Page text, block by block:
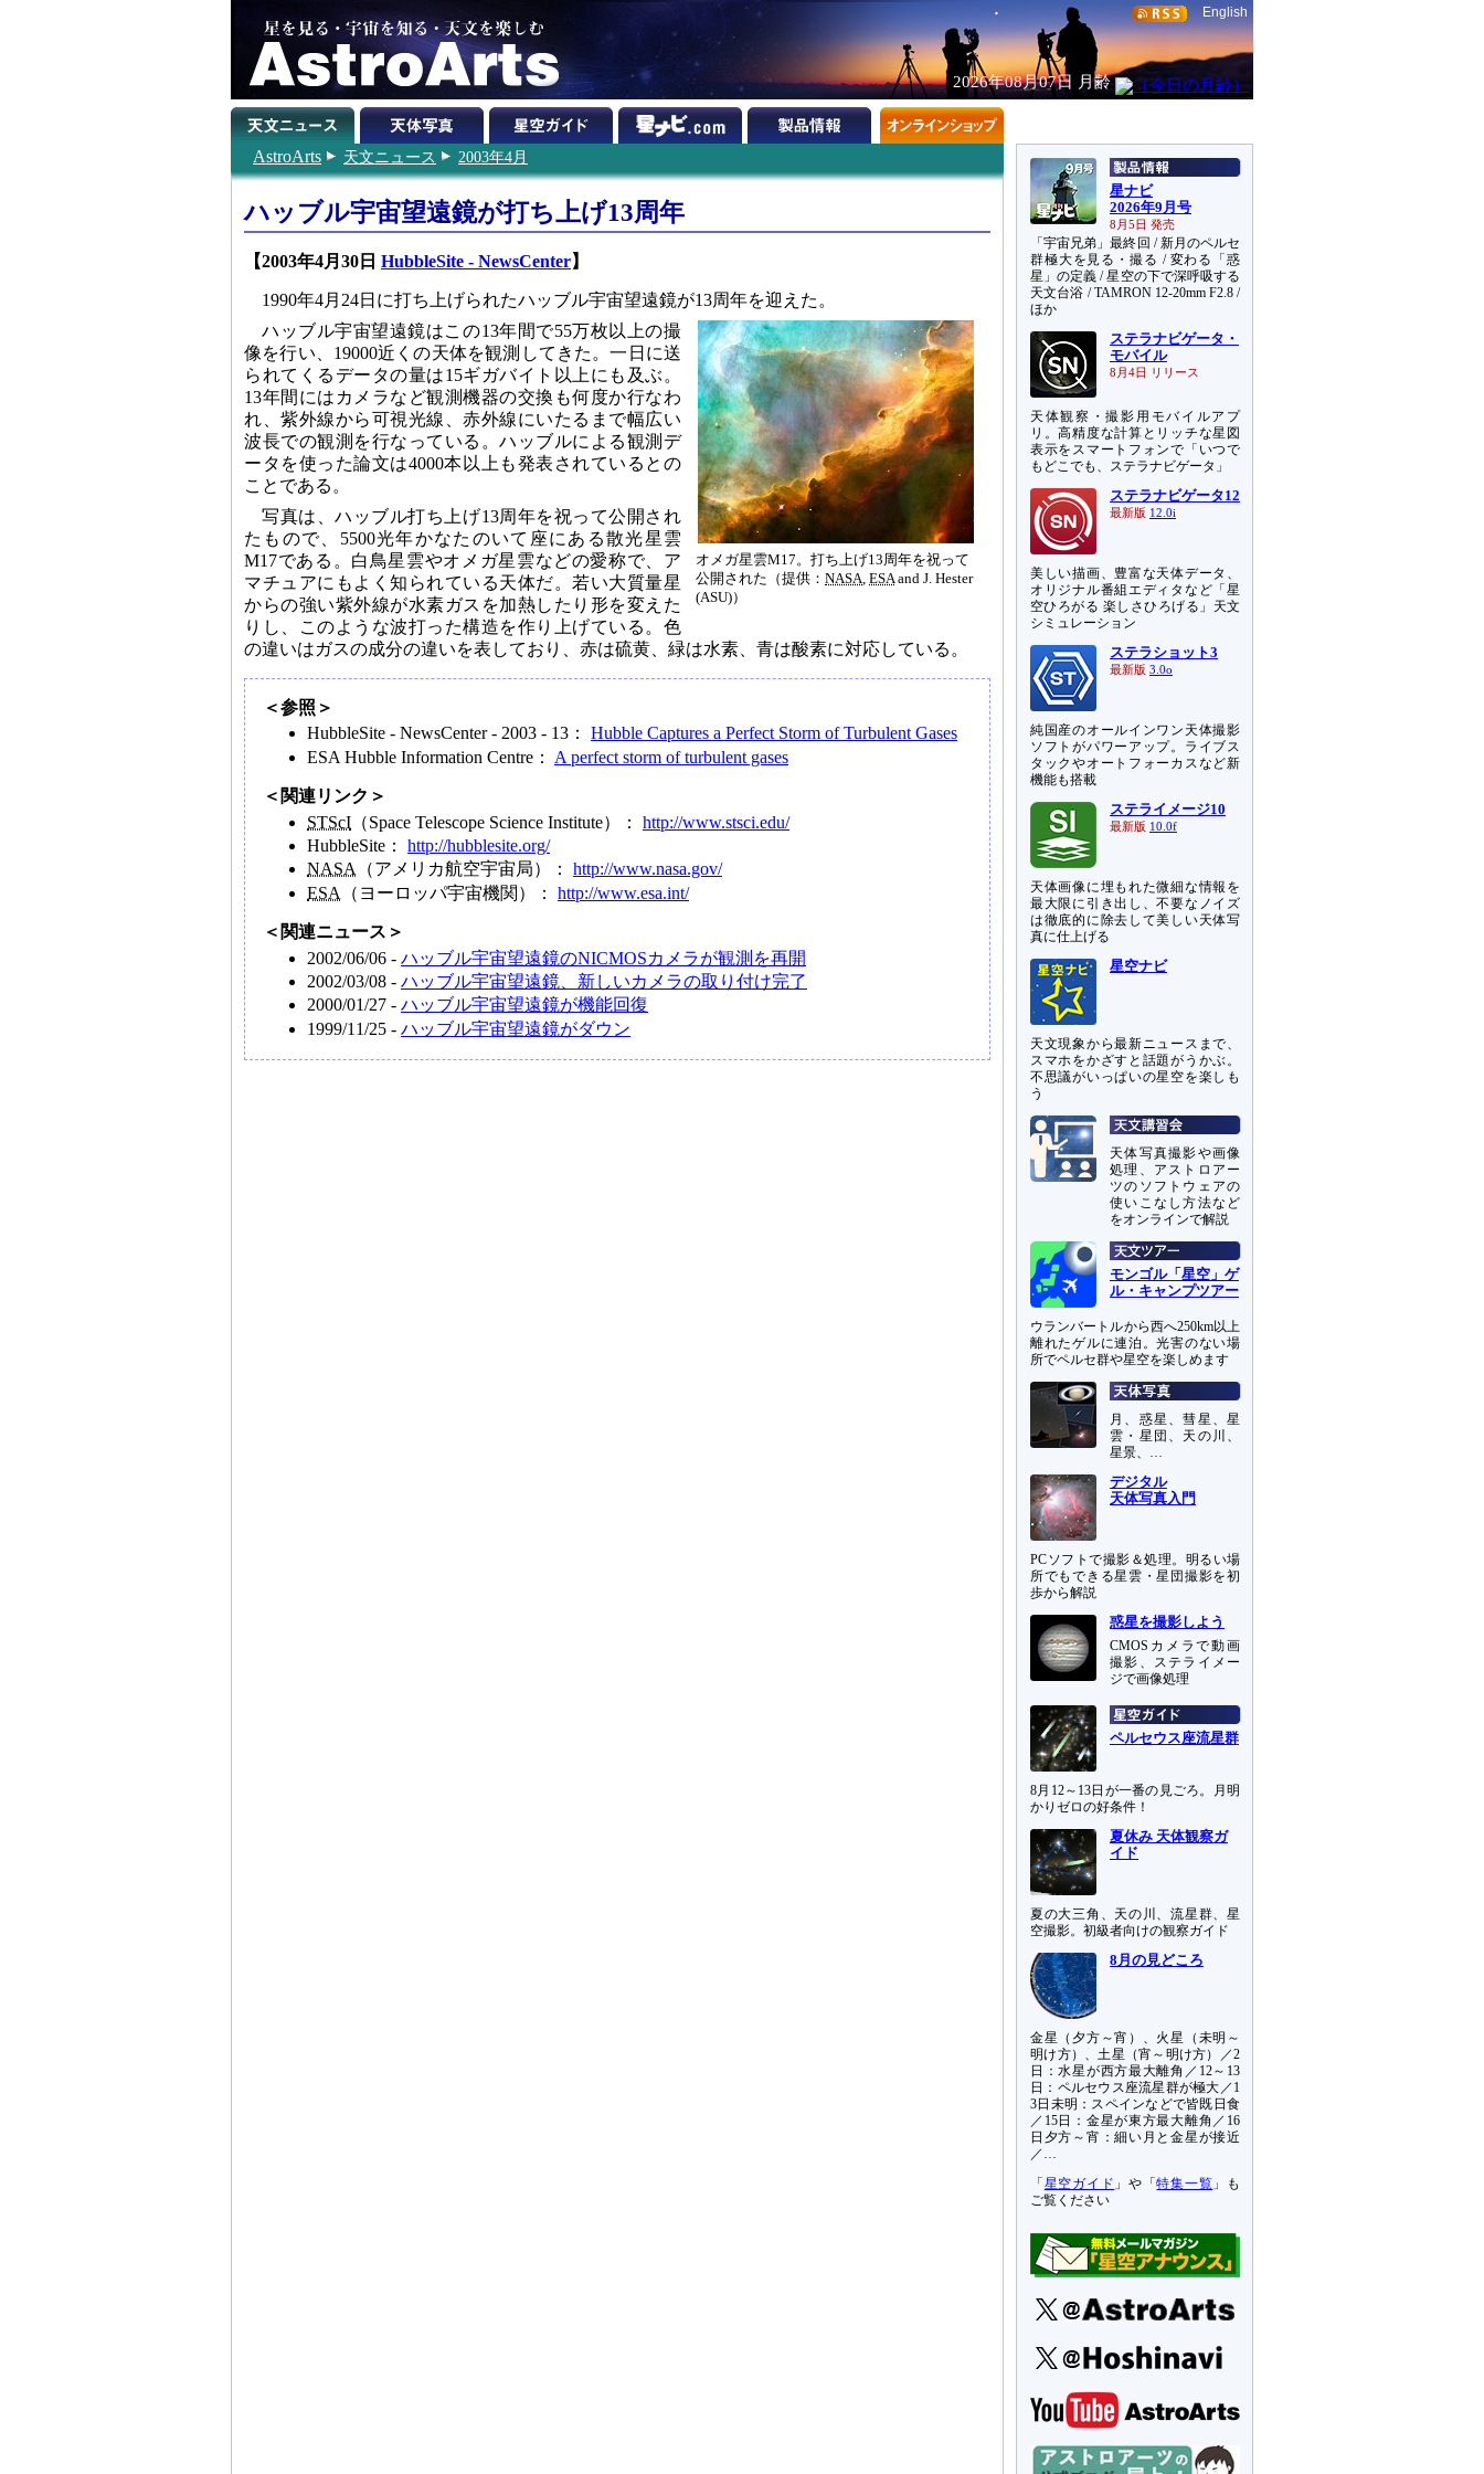
English
2026年08月07日 月齢
AstroArts 天文ニュース 2003年4月
ハッブル宇宙望遠鏡が打ち上げ13周年
【2003年4月30日 HubbleSite - NewsCenter】
1990年4月24日に打ち上げられたハッブル宇宙望遠鏡が13周年を迎えた。
オメガ星雲M17。打ち上げ13周年を祝って
公開された（提供：NASA ,ESA and J. Hester
(ASU)）
ハッブル宇宙望遠鏡はこの13年間で55万枚以上の撮
像を行い、19000近くの天体を観測してきた。一日に送
られてくるデータの量は15ギガバイト以上にも及ぶ。
13年間にはカメラなど観測機器の交換も何度か行なわ
れ、紫外線から可視光線、赤外線にいたるまで幅広い
波長での観測を行なっている。ハッブルによる観測デ
ータを使った論文は4000本以上も発表されているとの
ことである。
写真は、ハッブル打ち上げ13周年を祝って公開され
たもので、5500光年かなたのいて座にある散光星雲
M17である。白鳥星雲やオメガ星雲などの愛称で、ア
マチュアにもよく知られている天体だ。若い大質量星
からの強い紫外線が水素ガスを加熱したり形を変えた
りし、このような波打った構造を作り上げている。色
の違いはガスの成分の違いを表しており、赤は硫黄、緑は水素、青は酸素に対応している。
＜参照＞
HubbleSite - NewsCenter - 2003 - 13： Hubble Captures a Perfect Storm of Turbulent Gases
ESA Hubble Information Centre： A perfect storm of turbulent gases
＜関連リンク＞
STScI （Space Telescope Science Institute）： http://www.stsci.edu/
HubbleSite： http://hubblesite.org/
NASA
（アメリカ航空宇宙局）： http://www.nasa.gov/
ESA
（ヨーロッパ宇宙機関）： http://www.esa.int/
＜関連ニュース＞
2002/06/06 - ハッブル宇宙望遠鏡のNICMOSカメラが観測を再開
2002/03/08 - ハッブル宇宙望遠鏡、新しいカメラの取り付け完了
2000/01/27 - ハッブル宇宙望遠鏡が機能回復
1999/11/25 - ハッブル宇宙望遠鏡がダウン
星ナビ
2026年9月号
8月5日 発売
「宇宙兄弟」最終回 / 新月のペルセ
群極大を見る・撮る / 変わる「惑
星」の定義 / 星空の下で深呼吸する
天文台浴 / TAMRON 12-20mm F2.8 /
ほか
ステラナビゲータ・
モバイル
8月4日 リリース
天体観察・撮影用モバイルアプ
リ。高精度な計算とリッチな星図
表示をスマートフォンで「いつで
もどこでも、ステラナビゲータ」
ステラナビゲータ12
最新版 12.0i
美しい描画、豊富な天体データ、
オリジナル番組エディタなど「星
空ひろがる 楽しさひろげる」天文
シミュレーション
ステラショット3
最新版 3.0o
純国産のオールインワン天体撮影
ソフトがパワーアップ。ライブス
タックやオートフォーカスなど新
機能も搭載
ステライメージ10
最新版 10.0f
天体画像に埋もれた微細な情報を
最大限に引き出し、不要なノイズ
は徹底的に除去して美しい天体写
真に仕上げる
星空ナビ
天文現象から最新ニュースまで、
スマホをかざすと話題がうかぶ。
不思議がいっぱいの星空を楽しも
う
天体写真撮影や画像
処理、アストロアー
ツのソフトウェアの
使いこなし方法など
をオンラインで解説
モンゴル「星空」ゲ
ル・キャンプツアー
ウランバートルから西へ250km以上
離れたゲルに連泊。光害のない場
所でペルセ群や星空を楽しめます
月、惑星、彗星、星
雲・星団、天の川、
星景、…
デジタル
天体写真入門
PCソフトで撮影＆処理。明るい場
所でもできる星雲・星団撮影を初
歩から解説
惑星を撮影しよう
CMOSカメラで動画
撮影、ステライメー
ジで画像処理
ペルセウス座流星群
8月12～13日が一番の見ごろ。月明
かりゼロの好条件！
夏休み 天体観察ガ
イド
夏の大三角、天の川、流星群、星
空撮影。初級者向けの観察ガイド
8月の見どころ
金星（夕方～宵）、火星（未明～
明け方）、土星（宵～明け方）／2
日：水星が西方最大離角／12～13
日：ペルセウス座流星群が極大／1
3日未明：スペインなどで皆既日食
／15日：金星が東方最大離角／16
日夕方～宵：細い月と金星が接近
／…
「 星空ガイド 」や「特集一覧 」も
ご覧ください